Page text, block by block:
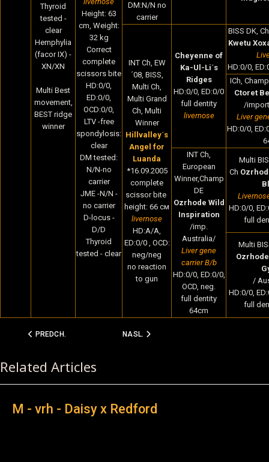
Thyroid
tested -
clear
Hemphylia
(facor IX) -
XN/XN
Multi Best
movement,
BEST ridge
winner
Height: 63
cm, Weight:
32 kg
Correct
complete
scissors bite
HD:0/0,
ED:0/0,
OCD:0/0,
LTV -free
spondylosis:
clear
DM tested:
N/N-no
carrier
JME -N/N -
no carrier
D-locus -
D/D
Thyroid
tested - clear
DM:N/N no
carrier
INT Ch, EW
´08, BISS,
Multi Ch,
Multi Grand
Ch, Multi
Winner
Hillvalley´s
Angel for
Luanda
*16.09.2005
complete
scissor bite
height: 66 cм
livernose
HD:A/A,
ED:0/0 , OCD:
neg/neg
no reaction
to gun
Cheyenne of
Ka-Ul-Li´s
Ridges
HD:0/0, ED:0/0
full dentity
livernose
BISS DK,
Kwetu
HD:0/0,
ICh,
Ctoret
/
Liver
HD:0/0,
INT Ch,
European
Winner,Champ
DE
Ozrhode Wild
Inspiration
/imp.
Australia/
Liver gene
carrier B/b
HD:0/0, ED:0/0,
OCD, neg.
full dentity
64cm
Multi
Ch
HD:0/0,
full
Multi
/
HD:0/0,
full
PREDCHÁDZAJÚCI ČLÁNOK: M - VRH - DAISY X REDFORD
PREDCH. NASLEDUJÚCI ČLÁNOK:
NASL.
Related Articles
M - vrh - Daisy x Redford